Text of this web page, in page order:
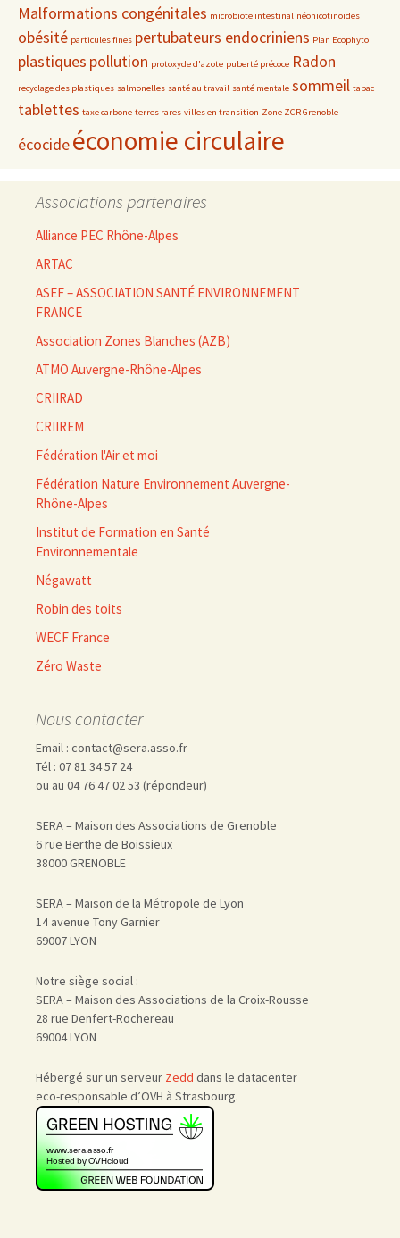
Malformations congénitales microbiote intestinal néonicotinoïdes
obésité particules fines pertubateurs endocriniens Plan Ecophyto
plastiques pollution protoxyde d'azote puberté précoce Radon
recyclage des plastiques salmonelles santé au travail santé mentale sommeil tabac
tablettes taxe carbone terres rares villes en transition Zone ZCR Grenoble
écocideéconomie circulaire
Associations partenaires
Alliance PEC Rhône-Alpes
ARTAC
ASEF – ASSOCIATION SANTÉ ENVIRONNEMENT
FRANCE
Association Zones Blanches (AZB)
ATMO Auvergne-Rhône-Alpes
CRIIRAD
CRIIREM
Fédération l'Air et moi
Fédération Nature Environnement Auvergne-
Rhône-Alpes
Institut de Formation en Santé
Environnementale
Négawatt
Robin des toits
WECF France
Zéro Waste
Nous contacter
Email : contact@sera.asso.fr
Tél : 07 81 34 57 24
ou au 04 76 47 02 53 (répondeur)
SERA – Maison des Associations de Grenoble
6 rue Berthe de Boissieux
38000 GRENOBLE
SERA – Maison de la Métropole de Lyon
14 avenue Tony Garnier
69007 LYON
Notre siège social :
SERA – Maison des Associations de la Croix-Rousse
28 rue Denfert-Rochereau
69004 LYON
Hébergé sur un serveur Zedd dans le datacenter
eco-responsable d’OVH à Strasbourg.